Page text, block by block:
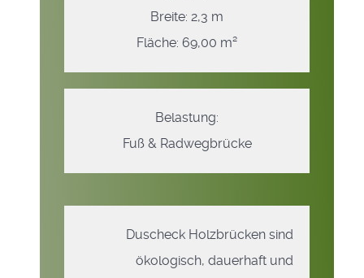
Breite: 2,3 m
Fläche: 69,00 m²
Belastung:
Fuß & Radwegbrücke
Duscheck Holzbrücken sind
ökologisch, dauerhaft und